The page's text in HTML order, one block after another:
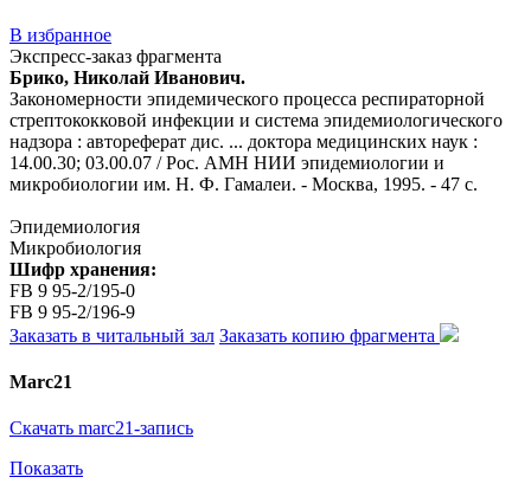
В избранное
Экспресс-заказ фрагмента
Брико, Николай Иванович.
Закономерности эпидемического процесса респираторной
стрептококковой инфекции и система эпидемиологического
надзора : автореферат дис. ... доктора медицинских наук :
14.00.30; 03.00.07 / Рос. АМН НИИ эпидемиологии и
микробиологии им. Н. Ф. Гамалеи. - Москва, 1995. - 47 с.
Эпидемиология
Микробиология
Шифр хранения:
FB 9 95-2/195-0
FB 9 95-2/196-9
Заказать в читальный зал Заказать копию фрагмента
Marc21
Скачать marc21-запись
Показать